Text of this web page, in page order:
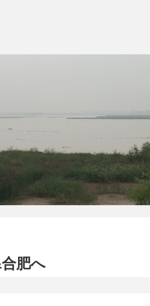
肥へ